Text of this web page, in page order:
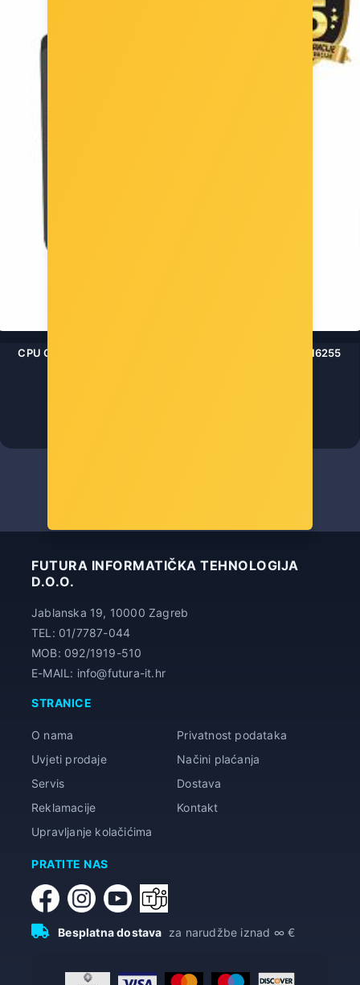
CPU COOLER - REDRAGON HUDUR CC-2188 - 6950376716255
70,00 €
FUTURA INFORMATIČKA TEHNOLOGIJA
D.O.O.
Jablanska 19, 10000 Zagreb
TEL: 01/7787-044
MOB: 092/1919-510
E-MAIL: info@futura-it.hr
STRANICE
O nama
Privatnost podataka
Uvjeti prodaje
Načini plaćanja
Servis
Dostava
Reklamacije
Kontakt
Upravljanje kolačićima
PRATITE NAS
Besplatna dostava za narudžbe iznad ∞ €